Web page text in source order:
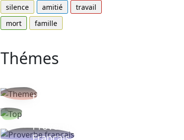
silence
amitié
travail
mort
famille
Thémes
thèmes
Proverbe